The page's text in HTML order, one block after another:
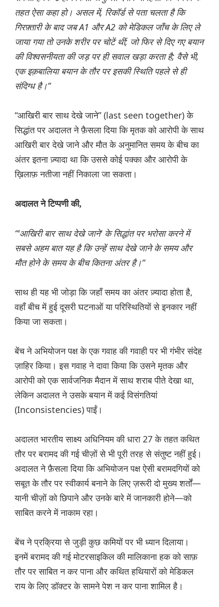
तहत ऐसा कहा हो। असल में, रिकॉर्ड से पता चलता है कि
गिरफ़्तारी के बाद जब A1 और A2 को मेडिकल जाँच के लिए ले
जाया गया तो उनके शरीर पर चोटें थीं; जो फिर से दिए गए बयान
की विश्वसनीयता की जड़ पर ही सवाल खड़ा करता है; वैसे भी,
एक इक़बालिया बयान के तौर पर इसकी स्थिति पहले से ही
संदिग्ध है।”
“आखिरी बार साथ देखे जाने” (last seen together) के
सिद्धांत पर अदालत ने फ़ैसला दिया कि मृतक को आरोपी के साथ
आखिरी बार देखे जाने और मौत के अनुमानित समय के बीच का
अंतर इतना ज़्यादा था कि उससे कोई पक्का और आरोपी के
ख़िलाफ़ नतीजा नहीं निकाला जा सकता।
अदालत ने टिप्पणी की,
“'आखिरी बार साथ देखे जाने' के सिद्धांत पर भरोसा करने में
सबसे अहम बात यह है कि उन्हें साथ देखे जाने के समय और
मौत होने के समय के बीच कितना अंतर है।”
साथ ही यह भी जोड़ा कि जहाँ समय का अंतर ज़्यादा होता है,
वहाँ बीच में हुई दूसरी घटनाओं या परिस्थितियों से इनकार नहीं
किया जा सकता।
बेंच ने अभियोजन पक्ष के एक गवाह की गवाही पर भी गंभीर संदेह
ज़ाहिर किया। इस गवाह ने दावा किया कि उसने मृतक और
आरोपी को एक सार्वजनिक मैदान में साथ शराब पीते देखा था,
लेकिन अदालत ने उसके बयान में कई विसंगतियां
(Inconsistencies) पाईं।
अदालत भारतीय साक्ष्य अधिनियम की धारा 27 के तहत कथित
तौर पर बरामद की गई चीज़ों से भी पूरी तरह से संतुष्ट नहीं हुई।
अदालत ने फ़ैसला दिया कि अभियोजन पक्ष ऐसी बरामदगियों को
सबूत के तौर पर स्वीकार्य बनाने के लिए ज़रूरी दो मुख्य शर्तों—
यानी चीज़ों को छिपाने और उनके बारे में जानकारी होने—को
साबित करने में नाकाम रहा।
बेंच ने प्रक्रिया से जुड़ी कुछ कमियों पर भी ध्यान दिलाया।
इनमें बरामद की गई मोटरसाइकिल की मालिकाना हक को साफ़
तौर पर साबित न कर पाना और कथित हथियारों को मेडिकल
राय के लिए डॉक्टर के सामने पेश न कर पाना शामिल है।